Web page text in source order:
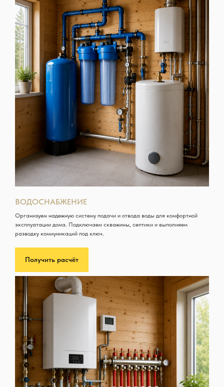
ВОДОСНАБЖЕНИЕ
Организуем надежную систему подачи и отвода воды для комфортной
эксплуатации дома. Подключаем скважины, септики и выполняем
разводку коммуникаций под ключ.
Получить расчёт